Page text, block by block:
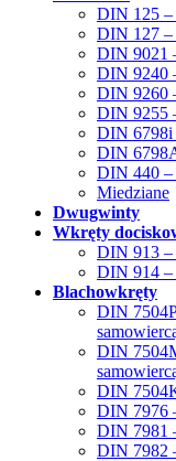
DIN 125 –
DIN 127 –
DIN 9021
DIN 9240
DIN 9260
DIN 9255
DIN 6798i
DIN
DIN 440 –
Miedziane
Dwugwinty
Wkręty
DIN 913 –
DIN 914 –
Blachowkręty
DIN
DIN
DIN
DIN 7976
DIN 7981
DIN 7982